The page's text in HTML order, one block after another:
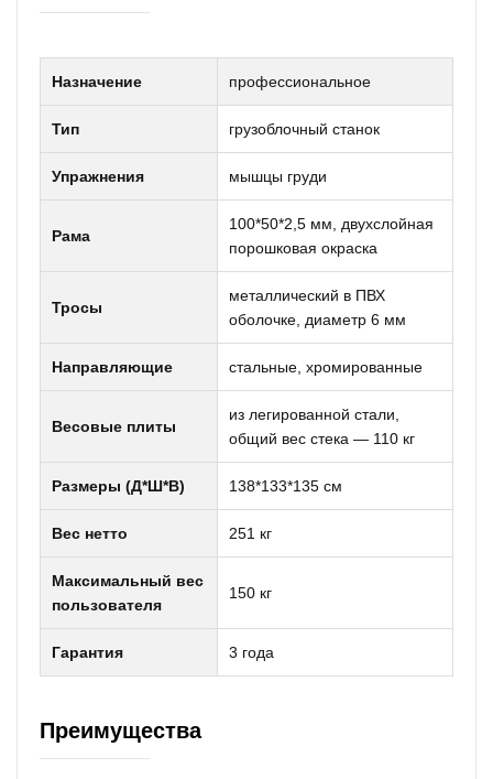
Назначение профессиональное
Тип грузоблочный станок
Упражнения мышцы груди
Рама
100*50*2,5 мм, двухслойная
порошковая окраска
Тросы
металлический в ПВХ
оболочке, диаметр 6 мм
Направляющие стальные, хромированные
Весовые плиты
из легированной стали,
общий вес стека — 110 кг
Размеры (Д*Ш*В) 138*133*135 см
Вес нетто 251 кг
Максимальный вес
пользователя
150 кг
Гарантия 3 года
Преимущества